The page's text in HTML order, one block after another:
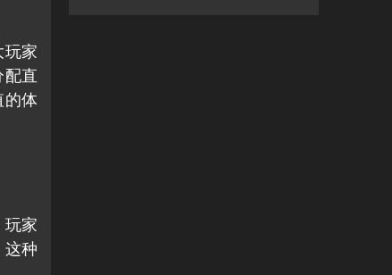
玩家
配直
的体
玩家
这种